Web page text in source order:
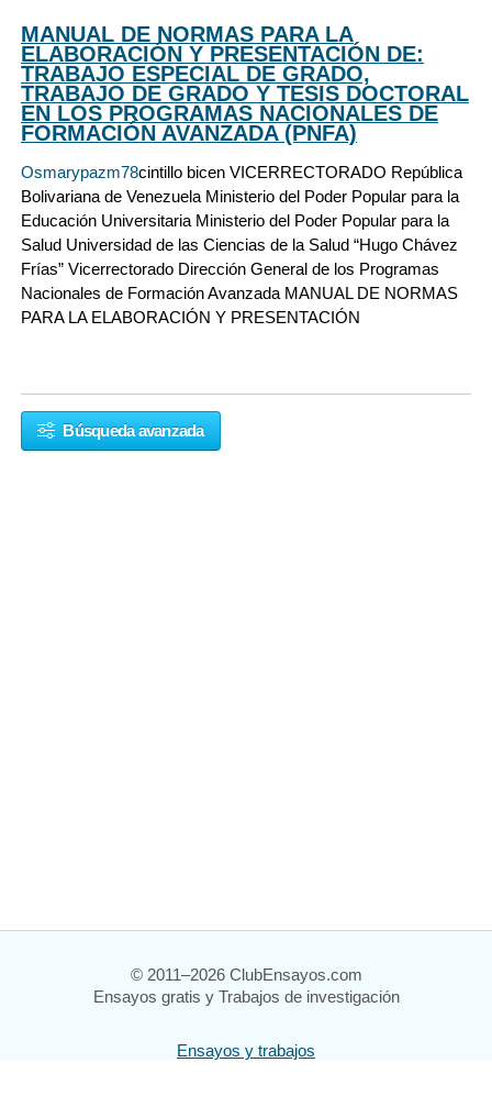
MANUAL DE NORMAS PARA LA
ELABORACIÓN Y PRESENTACIÓN DE:
TRABAJO ESPECIAL DE GRADO,
TRABAJO DE GRADO Y TESIS DOCTORAL
EN LOS PROGRAMAS NACIONALES DE
FORMACIÓN AVANZADA (PNFA)
Osmarypazm78cintillo bicen VICERRECTORADO República
Bolivariana de Venezuela Ministerio del Poder Popular para la
Educación Universitaria Ministerio del Poder Popular para la
Salud Universidad de las Ciencias de la Salud “Hugo Chávez
Frías” Vicerrectorado Dirección General de los Programas
Nacionales de Formación Avanzada MANUAL DE NORMAS
PARA LA ELABORACIÓN Y PRESENTACIÓN
Búsqueda avanzada
© 2011–2026 ClubEnsayos.com
Ensayos gratis y Trabajos de investigación
Ensayos y trabajos